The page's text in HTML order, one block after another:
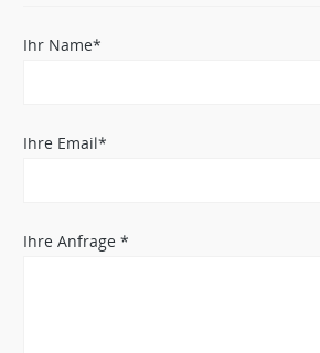
Ihr Name*
Ihre Email*
Ihre Anfrage *